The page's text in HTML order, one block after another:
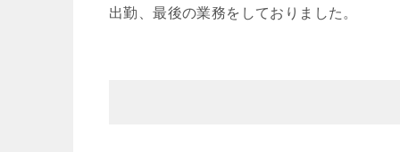
出勤、最後の業務をしておりました。